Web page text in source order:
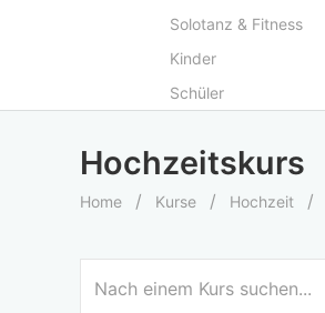
Solotanz & Fitness
Kinder
Schüler
Hochzeitskurs
Home Kurse Hochzeit